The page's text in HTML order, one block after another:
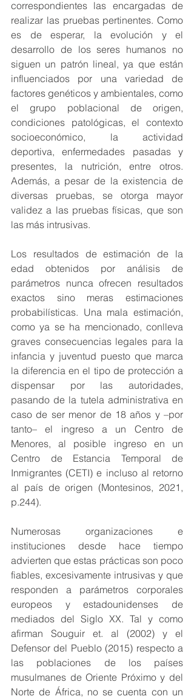
correspondientes las encargadas de
realizar las pruebas pertinentes. Como
es de esperar, la evolución y el
desarrollo de los seres humanos no
siguen un patrón lineal, ya que están
influenciados por una variedad de
factores genéticos y ambientales, como
el grupo poblacional de origen,
condiciones patológicas, el contexto
socioeconómico, la actividad
deportiva, enfermedades pasadas y
presentes, la nutrición, entre otros.
Además, a pesar de la existencia de
diversas pruebas, se otorga mayor
validez a las pruebas físicas, que son
las más intrusivas.
Los resultados de estimación de la
edad obtenidos por análisis de
parámetros nunca ofrecen resultados
exactos sino meras estimaciones
probabilísticas. Una mala estimación,
como ya se ha mencionado, conlleva
graves consecuencias legales para la
infancia y juventud puesto que marca
la diferencia en el tipo de protección a
dispensar por las autoridades,
pasando de la tutela administrativa en
caso de ser menor de 18 años y –por
tanto– el ingreso a un Centro de
Menores, al posible ingreso en un
Centro de Estancia Temporal de
Inmigrantes (CETI) e incluso al retorno
al país de origen (Montesinos, 2021,
p.244).
Numerosas organizaciones e
instituciones desde hace tiempo
advierten que estas prácticas son poco
fiables, excesivamente intrusivas y que
responden a parámetros corporales
europeos y estadounidenses de
mediados del Siglo XX. Tal y como
afirman Souguir et. al (2002) y el
Defensor del Pueblo (2015) respecto a
las poblaciones de los países
musulmanes de Oriente Próximo y del
Norte de África, no se cuenta con un